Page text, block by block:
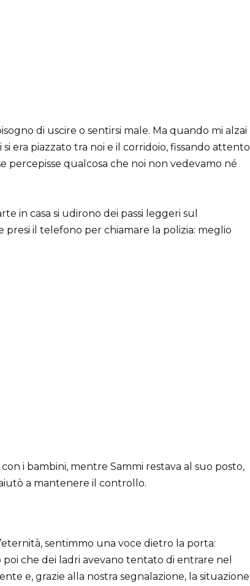
di uscire o sentirsi male. Ma quando mi alzai
era piazzato tra noi e il corridoio, fissando attento
percepisse qualcosa che noi non vedevamo né
in casa si udirono dei passi leggeri sul
presi il telefono per chiamare la polizia: meglio
i bambini, mentre Sammi restava al suo posto,
a mantenere il controllo.
sentimmo una voce dietro la porta:
poi che dei ladri avevano tentato di entrare nel
e, grazie alla nostra segnalazione, la situazione